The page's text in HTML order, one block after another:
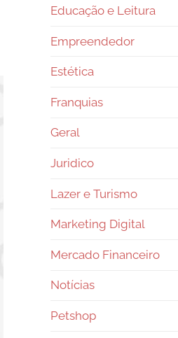
Educação e Leitura
Empreendedor
Estética
Franquias
Geral
Juridico
Lazer e Turismo
Marketing Digital
Mercado Financeiro
Notícias
Petshop